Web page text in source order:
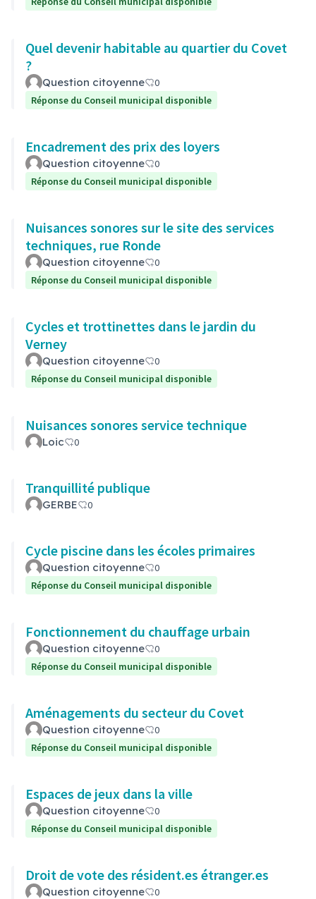
Quel devenir habitable au quartier du Covet
?
Question citoyenne
0
Réponse du Conseil municipal disponible
Encadrement des prix des loyers
Question citoyenne
0
Réponse du Conseil municipal disponible
Nuisances sonores sur le site des services
techniques, rue Ronde
Question citoyenne
0
Réponse du Conseil municipal disponible
Cycles et trottinettes dans le jardin du
Verney
Question citoyenne
0
Réponse du Conseil municipal disponible
Nuisances sonores service technique
Loic 0
Tranquillité publique
GERBE 0
Cycle piscine dans les écoles primaires
Question citoyenne
0
Réponse du Conseil municipal disponible
Fonctionnement du chauffage urbain
Question citoyenne
0
Réponse du Conseil municipal disponible
Aménagements du secteur du Covet
Question citoyenne
0
Réponse du Conseil municipal disponible
Espaces de jeux dans la ville
Question citoyenne
0
Réponse du Conseil municipal disponible
Droit de vote des résident.es étranger.es
Question citoyenne
0